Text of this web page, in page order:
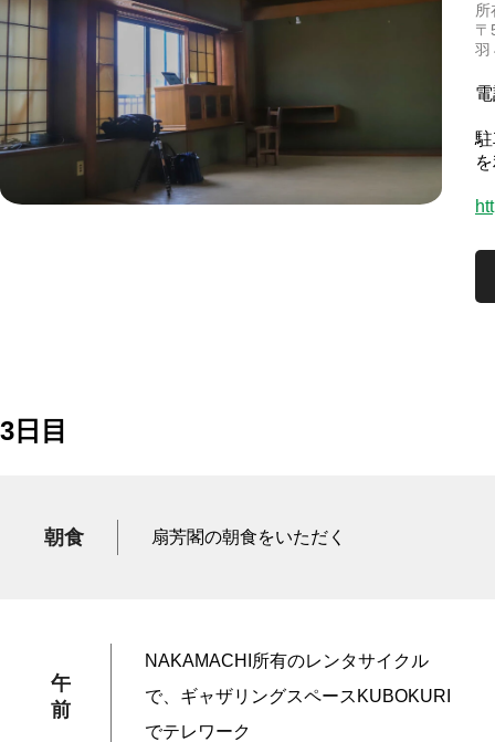
所
羽
3日目
朝食 扇芳閣の朝食をいただく
午
前
NAKAMACHI所有のレンタサイクル
で、ギャザリングスペースKUBOKURI
でテレワーク